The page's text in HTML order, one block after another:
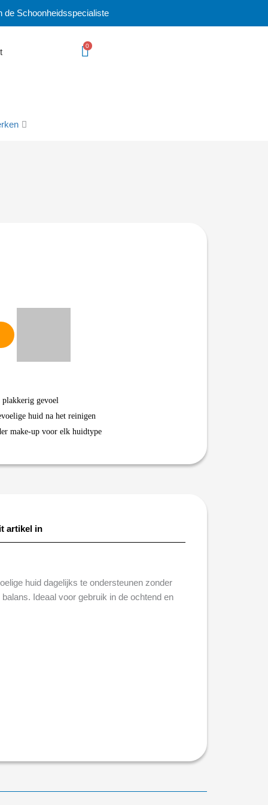
de Schoonheidsspecialiste
0
plakkerig gevoel
huid na het reinigen
make-up voor elk huidtype
artikel in
huid dagelijks te ondersteunen zonder
Ideaal voor gebruik in de ochtend en